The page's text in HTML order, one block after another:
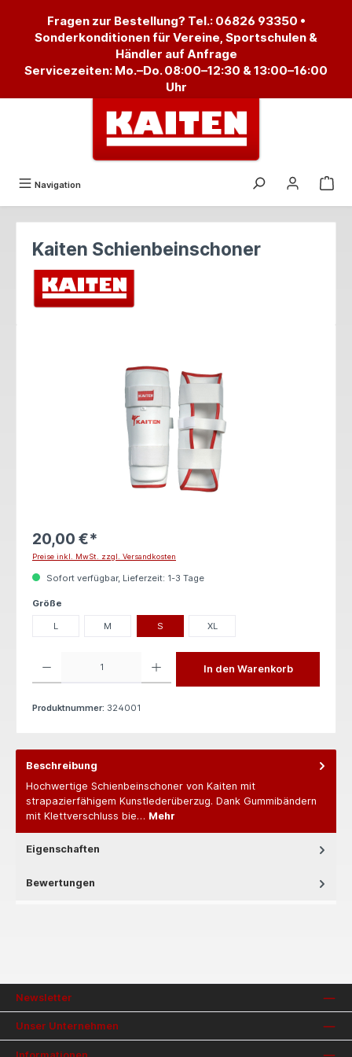
Fragen zur Bestellung? Tel.: 06826 93350 •
Sonderkonditionen für Vereine, Sportschulen &
Händler auf Anfrage
Servicezeiten: Mo.–Do. 08:00–12:30 & 13:00–16:00
Uhr
Navigation
Kaiten Schienbeinschoner
20,00 €*
Preise inkl. MwSt. zzgl. Versandkosten
Sofort verfügbar, Lieferzeit: 1-3 Tage
Größe
L M S XL
In den Warenkorb
Produktnummer: 324001
Beschreibung
Hochwertige Schienbeinschoner von Kaiten mit
strapazierfähigem Kunstlederüberzug. Dank Gummibändern
mit Klettverschluss bie… Mehr
Eigenschaften
Bewertungen
Newsletter
Unser Unternehmen